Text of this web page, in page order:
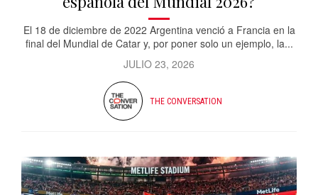
El 18 de diciembre de 2022 Argentina venció a Francia en la
final del Mundial de Catar y, por poner solo un ejemplo, la...
JULIO 23, 2026
THE CONVERSATION